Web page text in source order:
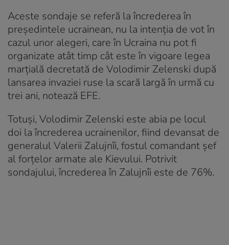
Aceste sondaje se referă la încrederea în
președintele ucrainean, nu la intenția de vot în
cazul unor alegeri, care în Ucraina nu pot fi
organizate atât timp cât este în vigoare legea
marțială decretată de Volodimir Zelenski după
lansarea invaziei ruse la scară largă în urmă cu
trei ani, notează EFE.
Totuși, Volodimir Zelenski este abia pe locul
doi la încrederea ucrainenilor, fiind devansat de
generalul Valerii Zalujnîi, fostul comandant șef
al forțelor armate ale Kievului. Potrivit
sondajului, încrederea în Zalujnîi este de 76%.